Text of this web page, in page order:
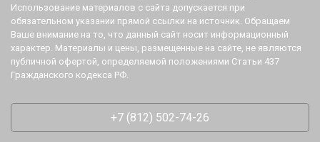
Использование материалов с сайта допускается при
обязательном указании прямой ссылки на источник. Обращаем
Ваше внимание на то, что данный сайт носит информационный
характер. Материалы и цены, размещенные на сайте, не являются
публичной офертой, определяемой положениями Статьи 437
Гражданского кодекса РФ.
+7 (812) 502-74-26